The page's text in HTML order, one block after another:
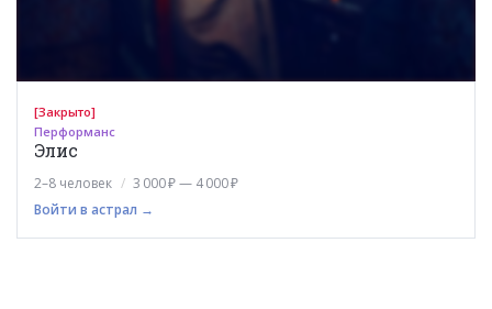
[Закрыто]
Перформанс
Элис
2–8 человек
3 000 ₽ — 4 000 ₽
Войти в астрал →